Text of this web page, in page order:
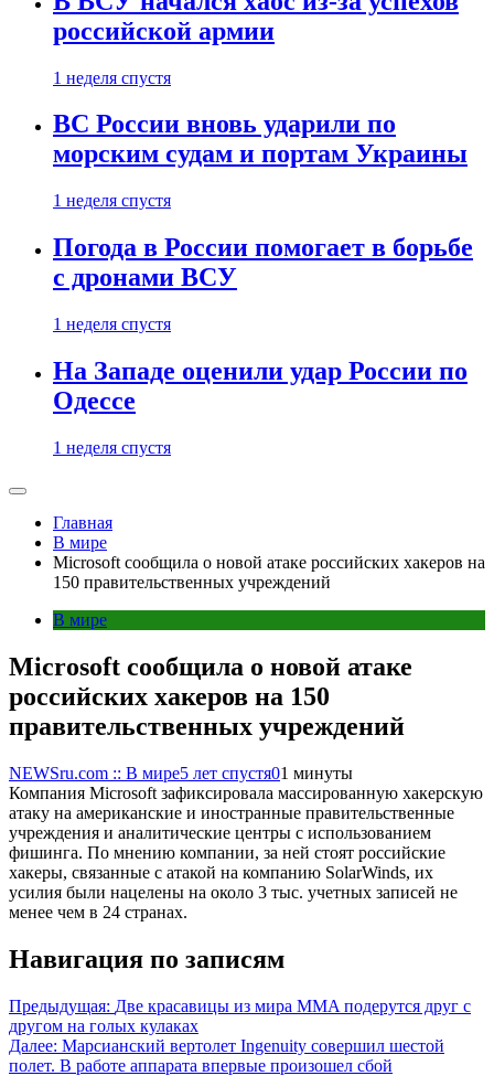
российской армии
1 неделя спустя
ВС России вновь ударили по
морским судам и портам Украины
1 неделя спустя
Погода в России помогает в борьбе
с дронами ВСУ
1 неделя спустя
На Западе оценили удар России по
Одессе
1 неделя спустя
Главная
В мире
Microsoft сообщила о новой атаке российских хакеров на
150 правительственных учреждений
В мире
Microsoft сообщила о новой атаке
российских хакеров на 150
правительственных учреждений
NEWSru.com :: В мире5 лет спустя01 минуты
Компания Microsoft зафиксировала массированную хакерскую
атаку на американские и иностранные правительственные
учреждения и аналитические центры с использованием
фишинга. По мнению компании, за ней стоят российские
хакеры, связанные с атакой на компанию SolarWinds, их
усилия были нацелены на около 3 тыс. учетных записей не
менее чем в 24 странах.
Навигация по записям
Предыдущая: Две красавицы из мира MMA подерутся друг с
другом на голых кулаках
Далее: Марсианский вертолет Ingenuity совершил шестой
полет. В работе аппарата впервые произошел сбой